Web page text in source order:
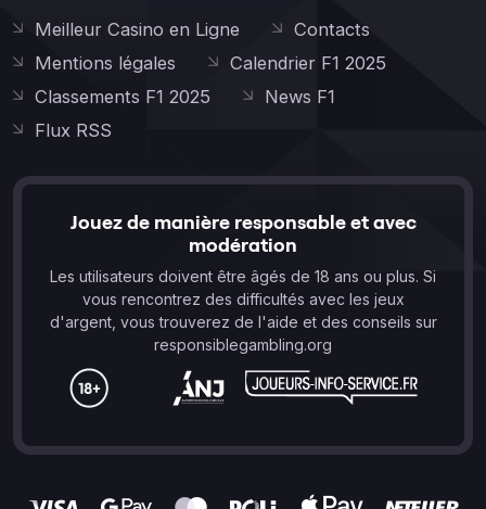
Meilleur Casino en Ligne
Contacts
Mentions légales
Calendrier F1 2025
Classements F1 2025
News F1
Flux RSS
Jouez de manière responsable et avec
modération
Les utilisateurs doivent être âgés de 18 ans ou plus. Si
vous rencontrez des difficultés avec les jeux
d'argent, vous trouverez de l'aide et des conseils sur
responsiblegambling.org